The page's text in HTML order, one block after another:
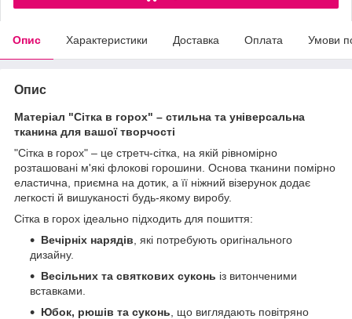
Опис Характеристики Доставка Оплата Умови
Опис
Матеріал "Сітка в горох" – стильна та універсальна
тканина для вашої творчості
"Сітка в горох" – це стретч-сітка, на якій рівномірно
розташовані м'які флокові горошини. Основа тканини помірно
еластична, приємна на дотик, а її ніжний візерунок додає
легкості й вишуканості будь-якому виробу.
Сітка в горох ідеально підходить для пошиття:
Вечірніх нарядів , які потребують оригінального
дизайну.
Весільних та святкових суконь із витонченими
вставками.
Юбок, рюшів та суконь , що виглядають повітряно